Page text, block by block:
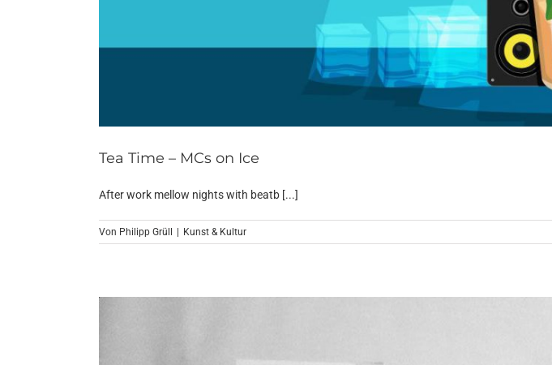
Tea Time – MCs on Ice
After work mellow nights with beatb [...]
Von Philipp Grüll Kunst & Kultur